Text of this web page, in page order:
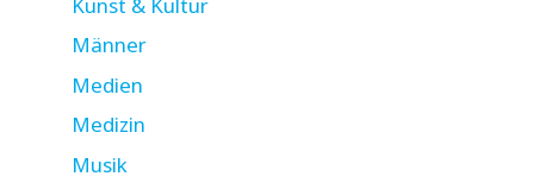
Männer
Medien
Medizin
Musik